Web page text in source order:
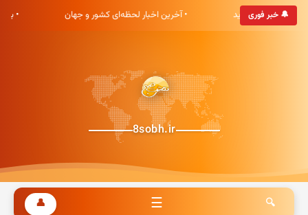
🔔 خبر فوری
هشت صبح خوش آمدید • آخرین اخبار لحظه‌ای کشور و جهان •
8sobh.ir
🔍
☰
👤